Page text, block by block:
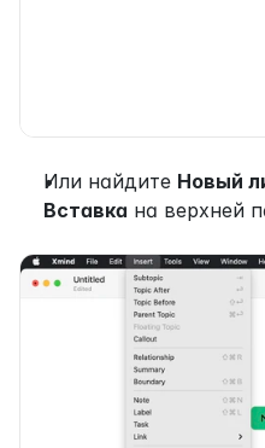
Или найдите Новый
Вставка на верхней